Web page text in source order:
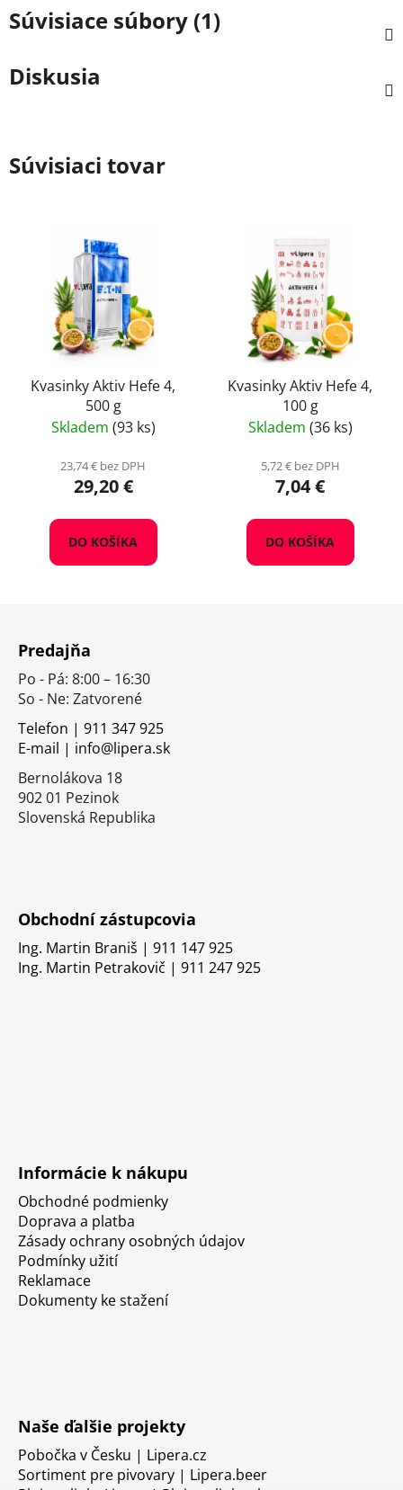
Súvisiace súbory (1)
Diskusia
Súvisiaci tovar
Kvasinky Aktiv Hefe 4,
500 g
Skladem (93 ks)
23,74 € bez DPH
29,20 €
DO KOŠÍKA
Kvasinky Aktiv Hefe 4,
100 g
Skladem (36 ks)
5,72 € bez DPH
7,04 €
DO KOŠÍKA
Predajňa
Po - Pá: 8:00 – 16:30
So - Ne: Zatvorené
Telefon | 911 347 925
E-mail | info@lipera.sk
Bernolákova 18
902 01 Pezinok
Slovenská Republika
Obchodní zástupcovia
Ing. Martin Braniš | 911 147 925
Ing. Martin Petrakovič | 911 247 925
Informácie k nákupu
Obchodné podmienky
Doprava a platba
Zásady ochrany osobných údajov
Podmínky užití
Reklamace
Dokumenty ke stažení
Naše ďalšie projekty
Pobočka v Česku | Lipera.cz
Sortiment pre pivovary | Lipera.beer